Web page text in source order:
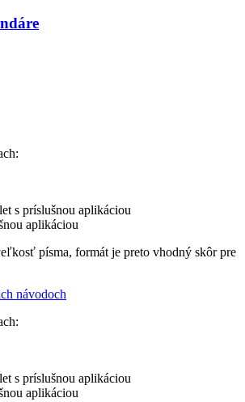
s príslušnou aplikáciou
aplikáciou
písma, formát je preto vhodný skôr pre
návodoch
s príslušnou aplikáciou
aplikáciou